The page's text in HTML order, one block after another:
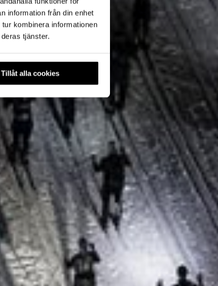
information från din enhet
kombinera informationen
tjänster.
Tillåt alla cookies